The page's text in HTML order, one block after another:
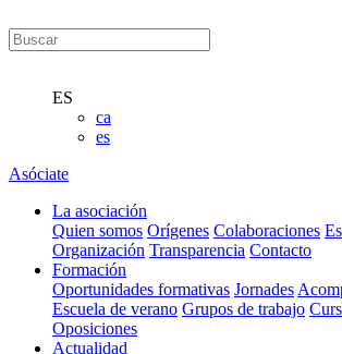
ES
ca
es
Asóciate
La asociación
Quien somos Orígenes Colaboraciones
Organización Transparencia Contacto
Formación
Oportunidades formativas Jornades
Escuela de verano Grupos de trabajo
Oposiciones
Actualidad